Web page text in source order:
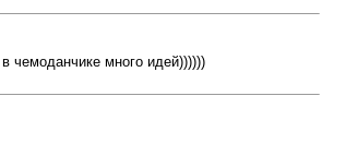
много идей))))))